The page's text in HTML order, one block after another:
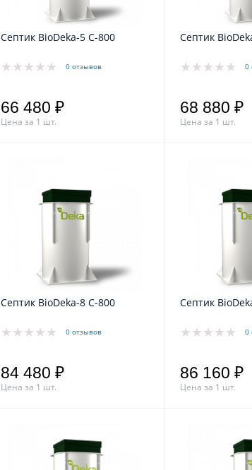
Септик BioDeka-5 C-800
0 отзывов
66 480 ₽
Цена за 1 шт.
Септик
0
68 880 ₽
Цена за 1 шт.
Септик BioDeka-8 C-800
0 отзывов
84 480 ₽
Цена за 1 шт.
Септик
0
86 160 ₽
Цена за 1 шт.